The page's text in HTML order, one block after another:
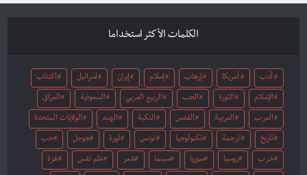
الكلمات الأكثر استخداما
أدب أمريكا إرهاب إسلام إيران اسرائيل اكتئاب
الإسلام الثورة الحب الربيع العربي السعودية العراق
العرب العربية القدس النكبة الهند الولايات المتحدة
تاريخ ترجمة تكنولوجيا تونس ثورة جوجل حب
حرب روسيا سوريا سينما شعر علم نفس غزة